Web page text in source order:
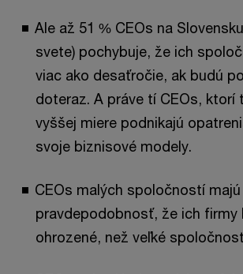
Ale až 51 % CEOs na
svete) pochybuje, že ich
viac ako desaťročie, ak budú
doteraz. A práve tí CEOs, ktorí
vyššej miere podnikajú
svoje biznisové modely.
CEOs malých spoločností
pravdepodobnosť, že ich firmy
ohrozené, než veľké